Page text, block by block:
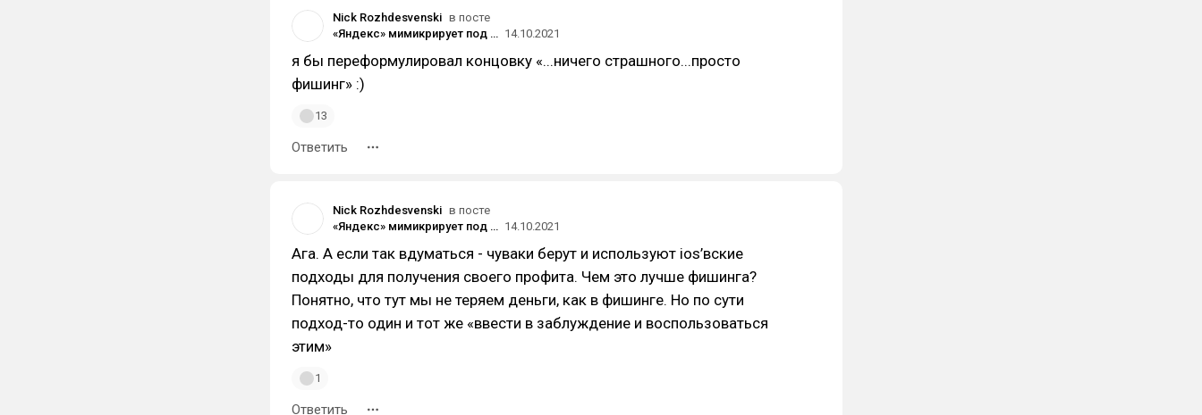
Nick Rozhdesvenski в посте
«Яндекс» мимикрирует под системные сообщения Apple — это сильно бесит 14.10.2021
я бы переформулировал концовку «...ничего страшного...просто
фишинг» :)
13
Ответить
Nick Rozhdesvenski в посте
«Яндекс» мимикрирует под системные сообщения Apple — это сильно бесит 14.10.2021
Ага. А если так вдуматься - чуваки берут и используют ios’вские
подходы для получения своего профита. Чем это лучше фишинга?
Понятно, что тут мы не теряем деньги, как в фишинге. Но по сути
подход-то один и тот же «ввести в заблуждение и воспользоваться
этим»
1
Ответить